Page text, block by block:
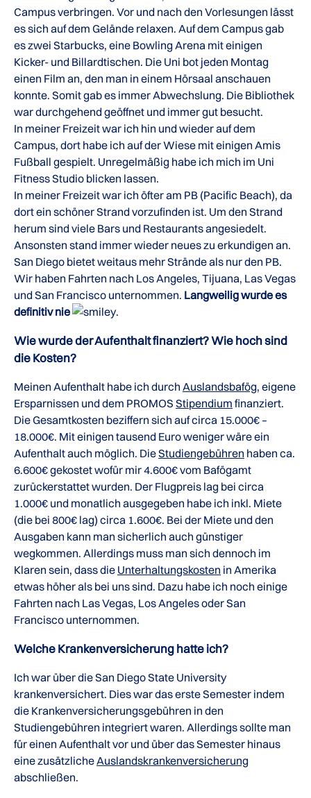
Campus verbringen. Vor und nach den Vorlesungen lässt
es sich auf dem Gelände relaxen. Auf dem Campus gab
es zwei Starbucks, eine Bowling Arena mit einigen
Kicker- und Billardtischen. Die Uni bot jeden Montag
einen Film an, den man in einem Hörsaal anschauen
konnte. Somit gab es immer Abwechslung. Die Bibliothek
war durchgehend geöffnet und immer gut besucht.
In meiner Freizeit war ich hin und wieder auf dem
Campus, dort habe ich auf der Wiese mit einigen Amis
Fußball gespielt. Unregelmäßig habe ich mich im Uni
Fitness Studio blicken lassen.
In meiner Freizeit war ich öfter am PB (Pacific Beach), da
dort ein schöner Strand vorzufinden ist. Um den Strand
herum sind viele Bars und Restaurants angesiedelt.
Ansonsten stand immer wieder neues zu erkundigen an.
San Diego bietet weitaus mehr Strände als nur den PB.
Wir haben Fahrten nach Los Angeles, Tijuana, Las Vegas
und San Francisco unternommen. Langweilig wurde es
definitiv nie
.
Wie wurde der Aufenthalt finanziert? Wie hoch sind
die Kosten?
Meinen Aufenthalt habe ich durch Auslandsbafög, eigene
Ersparnissen und dem PROMOS Stipendium finanziert.
Die Gesamtkosten beziffern sich auf circa 15.000€ –
18.000€. Mit einigen tausend Euro weniger wäre ein
Aufenthalt auch möglich. DieStudiengebühren haben ca.
6.600€ gekostet wofür mir 4.600€ vom Bafögamt
zurückerstattet wurden. Der Flugpreis lag bei circa
1.000€ und monatlich ausgegeben habe ich inkl. Miete
(die bei 800€ lag) circa 1.600€. Bei der Miete und den
Ausgaben kann man sicherlich auch günstiger
wegkommen. Allerdings muss man sich dennoch im
Klaren sein, dass die Unterhaltungskosten in Amerika
etwas höher als bei uns sind. Dazu habe ich noch einige
Fahrten nach Las Vegas, Los Angeles oder San
Francisco unternommen.
Welche Krankenversicherung hatte ich?
Ich war über die San Diego State University
krankenversichert. Dies war das erste Semester indem
die Krankenversicherungsgebühren in den
Studiengebühren integriert waren. Allerdings sollte man
für einen Aufenthalt vor und über das Semester hinaus
eine zusätzlicheAuslandskrankenversicherung
abschließen.